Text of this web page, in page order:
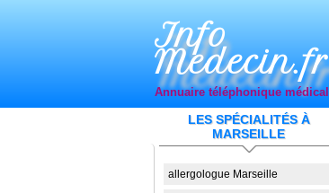
Info
Medecin.fr
Annuaire téléphonique médical
LES SPÉCIALITÉS À
MARSEILLE
allergologue Marseille